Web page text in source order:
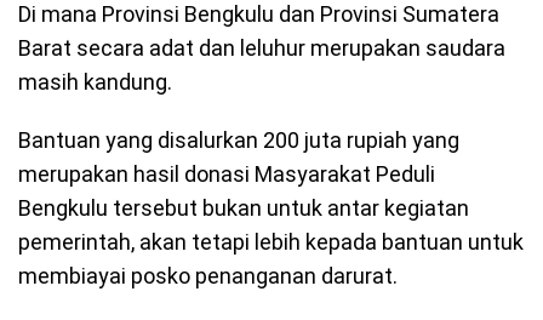
Di mana Provinsi Bengkulu dan Provinsi Sumatera
Barat secara adat dan leluhur merupakan saudara
masih kandung.
Bantuan yang disalurkan 200 juta rupiah yang
merupakan hasil donasi Masyarakat Peduli
Bengkulu tersebut bukan untuk antar kegiatan
pemerintah, akan tetapi lebih kepada bantuan untuk
membiayai posko penanganan darurat.